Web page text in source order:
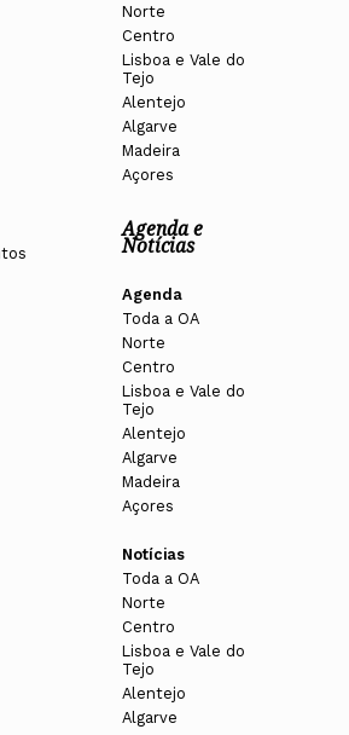
Norte
Centro
Lisboa e Vale do
Tejo
Alentejo
Algarve
Madeira
Açores
Agenda e
Notícias
Agenda
Toda a OA
Norte
Centro
Lisboa e Vale do
Tejo
Alentejo
Algarve
Madeira
Açores
Notícias
Toda a OA
Norte
Centro
Lisboa e Vale do
Tejo
Alentejo
Algarve